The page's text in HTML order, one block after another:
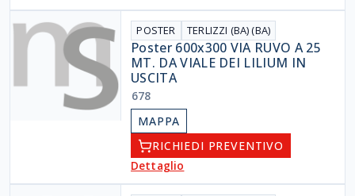
POSTER TERLIZZI (BA) (BA)
Poster 600x300 VIA RUVO A 25
MT. DA VIALE DEI LILIUM IN
USCITA
678
MAPPA
RICHIEDI PREVENTIVO
Dettaglio